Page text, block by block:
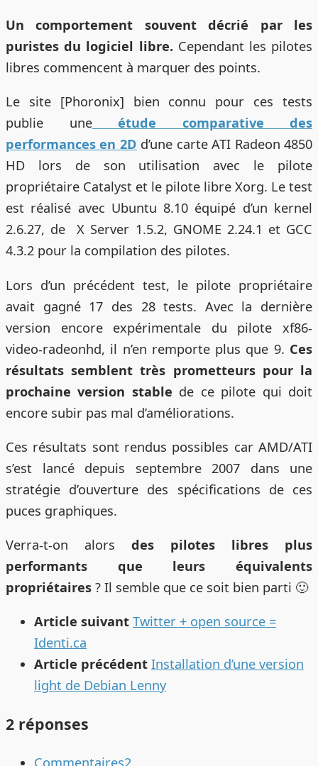
Un comportement souvent décrié par les
puristes du logiciel libre.Cependant les pilotes
libres commencent à marquer des points.
Le site [Phoronix] bien connu pour ces tests
publie une
étude comparative des
performances en 2D d’une carte ATI Radeon 4850
HD lors de son utilisation avec le pilote
propriétaire Catalyst et le pilote libre Xorg. Le test
est réalisé avec Ubuntu 8.10 équipé d’un kernel
2.6.27, de X Server 1.5.2, GNOME 2.24.1 et GCC
4.3.2 pour la compilation des pilotes.
Lors d’un précédent test, le pilote propriétaire
avait gagné 17 des 28 tests. Avec la dernière
version encore expérimentale du pilote xf86-
video-radeonhd, il n’en remporte plus que 9. Ces
résultats semblent très prometteurs pour la
prochaine version stable de ce pilote qui doit
encore subir pas mal d’améliorations.
Ces résultats sont rendus possibles car AMD/ATI
s’est lancé depuis septembre 2007 dans une
stratégie d’ouverture des spécifications de ces
puces graphiques.
Verra-t-on alors des pilotes libres plus
performants que leurs équivalents
propriétaires ? Il semble que ce soit bien parti 🙂
Article suivant Twitter + open source =
Identi.ca
Article précédent Installation d’une version
light de Debian Lenny
2 réponses
Commentaires2